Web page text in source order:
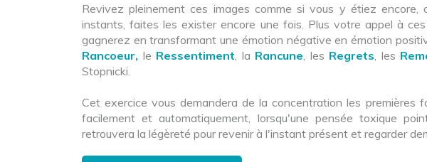
Revivez pleinement ces images comme si vous y étiez
instants, faites les exister encore une fois. Plus votre appel à
gagnerez en transformant une émotion négative en émotion
Rancoeur, le Ressentiment , la Rancune , les Regrets , les
Stopnicki.
Cet exercice vous demandera de la concentration les premières
facilement et automatiquement, lorsqu'une pensée toxique
retrouvera la légèreté pour revenir à l'instant présent et regarder